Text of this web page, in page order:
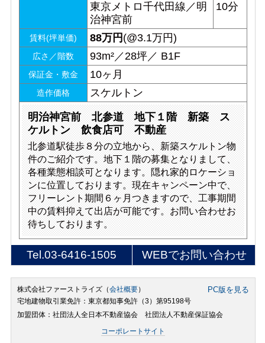
東京メトロ千代田線／明
治神宮前
10分
賃料(坪単価) 88万円 (@3.1万円)
広さ／階数 93m²／28坪／ B1F
保証金・敷金 10ヶ月
造作価格 スケルトン
明治神宮前 北参道 地下１階 新築 ス
ケルトン 飲食店可 不動産
北参道駅徒歩８分の立地から、新築スケルトン物
件のご紹介です。地下１階の募集となりまして、
各種業態相談可となります。隠れ家的ロケーショ
ンに位置しております。現在キャンペーン中で、
フリーレント期間６ヶ月つきますので、工事期間
中の賃料抑えて出店が可能です。お問い合わせお
待ちしております。
Tel.03-6416-1505 WEBでお問い合わせ
株式会社ファーストライズ（会社概要） PC版を見る
宅地建物取引業免許：東京都知事免許（3）第95198号
加盟団体：社団法人全日本不動産協会 社団法人不動産保証協会
コーポレートサイト